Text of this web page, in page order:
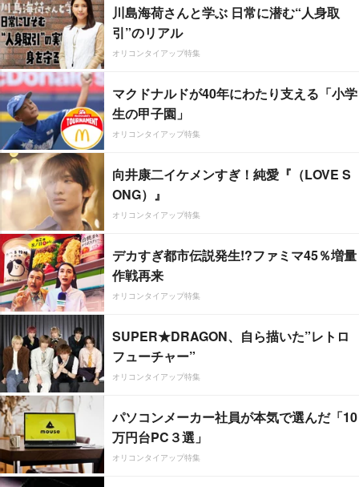
川島海荷さんと学ぶ 日常に潜む“人身取
引”のリアル
オリコンタイアップ特集
マクドナルドが40年にわたり支える「小学
生の甲子園」
オリコンタイアップ特集
向井康二イケメンすぎ！純愛『（LOVE S
ONG）』
オリコンタイアップ特集
デカすぎ都市伝説発生!?ファミマ45％増量
作戦再来
オリコンタイアップ特集
SUPER★DRAGON、自ら描いた”レトロ
フューチャー”
オリコンタイアップ特集
パソコンメーカー社員が本気で選んだ「10
万円台PC３選」
オリコンタイアップ特集